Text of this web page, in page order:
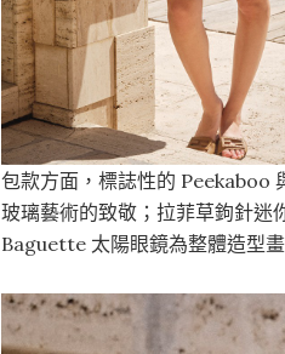
包款方面，標誌性的 Peekaboo
玻璃藝術的致敬；拉菲草鉤針
Baguette 太陽眼鏡為整體造型